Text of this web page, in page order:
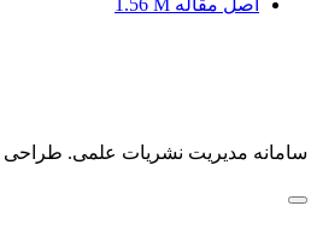
سامانه مدیریت نشریات علمی. طراحی